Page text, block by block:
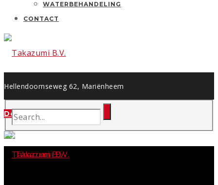
WATERBEHANDELING
CONTACT
Hellendoornseweg 62, Mariënheem
Tel: 0572 364 295
Email: info@takazumi.eu
Dealerportaal